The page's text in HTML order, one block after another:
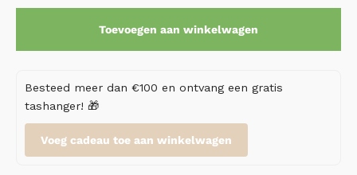
Toevoegen aan winkelwagen
Besteed meer dan €100 en ontvang een gratis
tashanger! 🎁
Voeg cadeau toe aan winkelwagen